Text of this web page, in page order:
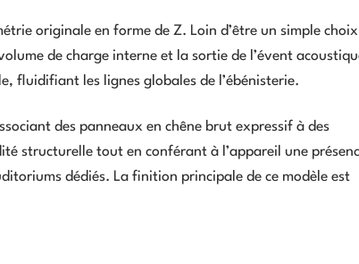
originale en forme de Z. Loin d’être un simple choix
de charge interne et la sortie de l’évent
fluidifiant les lignes globales de l’ébénisterie.
des panneaux en chêne brut expressif à des
structurelle tout en conférant à l’appareil une
dédiés. La finition principale de ce modèle est